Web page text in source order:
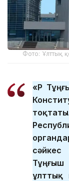
Фото: Ұлттық
«ҚР
сәйкес
ұлттық